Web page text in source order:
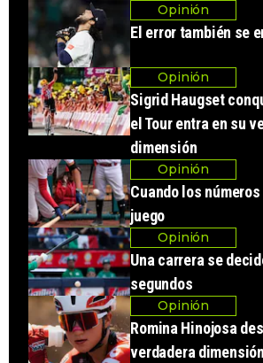
Opinión
El error también se
Opinión
Sigrid Haugset
el Tour entra en su
dimensión
Opinión
Cuando los
juego
Opinión
Una carrera se
segundos
Opinión
Romina Hinojosa
verdadera